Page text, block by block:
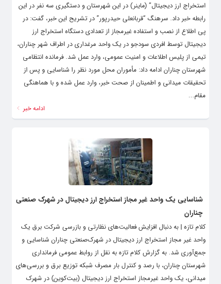
استخراج ارز دیجیتال” (ماینر) در این شهرستان و دستگیری سه نفر در این
رابطه خبر داد. سرهنگ “قربانعلی حیدرپور” در تشریح این خبر، گفت: در
پی اطلاع از نصب و استفاده غیرمجاز از تعدادی دستگاه استخراج ارز
دیجیتال توسط افردی سودجو در یک واحد مرغداری در اطراف شهر چناران،
تیمی از پلیس اطلاعات و امنیت عمومی،‌ وارد عمل شد. فرمانده انتظامی
شهرستان چناران ادامه داد: مأموران محل مورد نظر را شناسایی و پس از
تحقیقات میدانی و اطمینان از صحت خبر، وارد عمل شده و با هماهنگی
مقام...
ادامه خبر
شناسایی یک واحد غیر مجاز استخراج ارز دیجیتال در شهرک صنعتی
چناران
کلام تازه | به دنبال افزایش فعالیت‌های نظارتی و بازرسی شرکت برق یک
واحد غیر مجاز استخراج ارز دیجیتال در شهرک‌صنعتی چناران شناسایی و
جمع‌آوری شد. به گزارش کلام تازه به نقل از روابط عمومی فرمانداری
شهرستان چناران، با رصد و کنترل بار مصرف شبکه توزیع برق و بررسی‌های
میدانی، یک واحد غیرمجاز استخراج ارز دیجیتال (بیت‌کوین) در شهرک